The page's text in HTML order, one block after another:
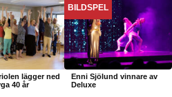
lägger ned
40 år
BILDSPEL
Enni Sjölund vinnare av
Deluxe